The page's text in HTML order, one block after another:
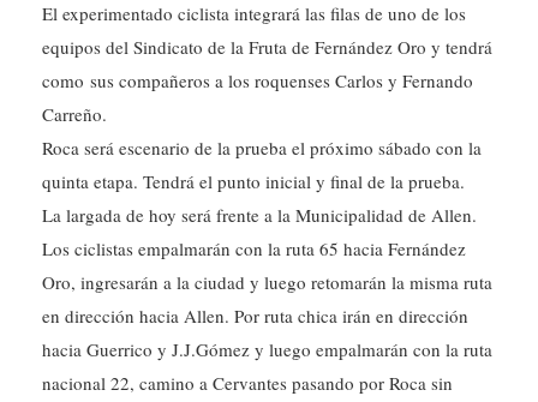
El experimentado ciclista integrará las filas de uno de los
equipos del Sindicato de la Fruta de Fernández Oro y tendrá
como sus compañeros a los roquenses Carlos y Fernando
Carreño.
Roca será escenario de la prueba el próximo sábado con la
quinta etapa. Tendrá el punto inicial y final de la prueba.
La largada de hoy será frente a la Municipalidad de Allen.
Los ciclistas empalmarán con la ruta 65 hacia Fernández
Oro, ingresarán a la ciudad y luego retomarán la misma ruta
en dirección hacia Allen. Por ruta chica irán en dirección
hacia Guerrico y J.J.Gómez y luego empalmarán con la ruta
nacional 22, camino a Cervantes pasando por Roca sin